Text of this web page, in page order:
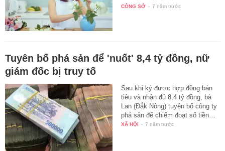
người…
CÔNG SỞ - 7 năm trước
Tuyên bố phá sản để 'nuốt' 8,4 tỷ đồng, nữ
giám đốc bị truy tố
Sau khi ký được hợp đồng bán
tiêu và nhận đủ 8,4 tỷ đồng, bà
Lan (Đắk Nông) tuyên bố công ty
phá sản để chiếm đoạt số tiền…
XÃ HỘI - 7 năm trước